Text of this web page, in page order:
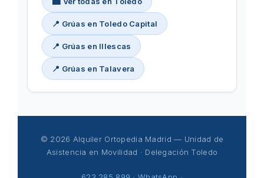
📍 Grúas en Toledo Capital
📍 Grúas en Illescas
📍 Grúas en Talavera
© 2026 Alquiler Ortopedia Madrid — Unidad de
Asistencia en Movilidad · Delegación Toledo